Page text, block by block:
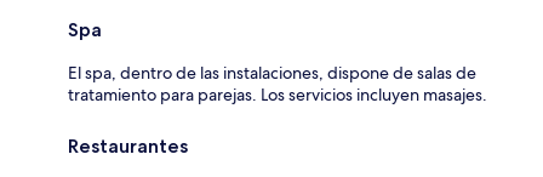
Spa
El spa, dentro de las instalaciones, dispone de salas de
tratamiento para parejas. Los servicios incluyen masajes.
Restaurantes